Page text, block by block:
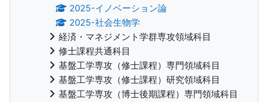
2025-イノベーション論
2025-社会生物学
経済・マネジメント学群専攻領域科目
修士課程共通科目
基盤工学専攻（修士課程）専門領域科目
基盤工学専攻（修士課程）研究領域科目
基盤工学専攻（博士後期課程）専門領域科目